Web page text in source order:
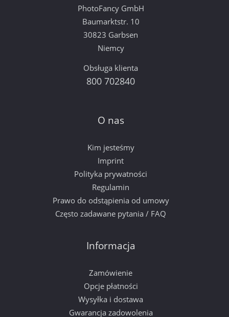
PhotoFancy GmbH
Baumarktstr. 10
30823 Garbsen
Niemcy
Obsługa klienta
800 702840
O nas
Kim jesteśmy
Imprint
Polityka prywatności
Regulamin
Prawo do odstąpienia od umowy
Często zadawane pytania / FAQ
Informacja
Zamówienie
Opcje płatności
Wysyłka i dostawa
Gwarancja zadowolenia